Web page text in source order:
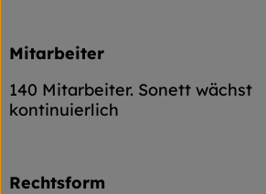
Mitarbeiter
140 Mitarbeiter. Sonett wächst
kontinuierlich
Rechtsform